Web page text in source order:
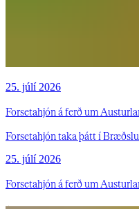
25. júlí 2026
Forsetahjón á ferð um
Forsetahjón taka þátt í
25. júlí 2026
Forsetahjón á ferð um